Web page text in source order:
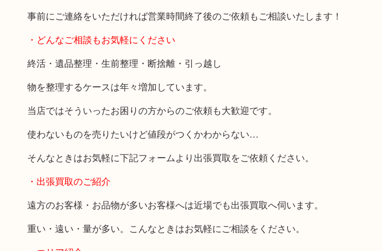
事前にご連絡をいただければ営業時間終了後のご依頼もご相談いたします！
・どんなご相談もお気軽にください
終活・遺品整理・生前整理・断捨離・引っ越し
物を整理するケースは年々増加しています。
当店ではそういったお困りの方からのご依頼も大歓迎です。
使わないものを売りたいけど値段がつくかわからない…
そんなときはお気軽に下記フォームより出張買取をご依頼ください。
・出張買取のご紹介
遠方のお客様・お品物が多いお客様へは近場でも出張買取へ伺います。
重い・遠い・量が多い。こんなときはお気軽にご相談をください。